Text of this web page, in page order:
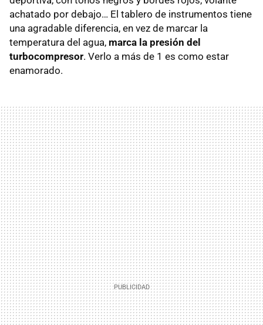
achatado por debajo… El tablero de instrumentos tiene
una agradable diferencia, en vez de marcar la
temperatura del agua, marca la presión del
turbocompresor. Verlo a más de 1 es como estar
enamorado.